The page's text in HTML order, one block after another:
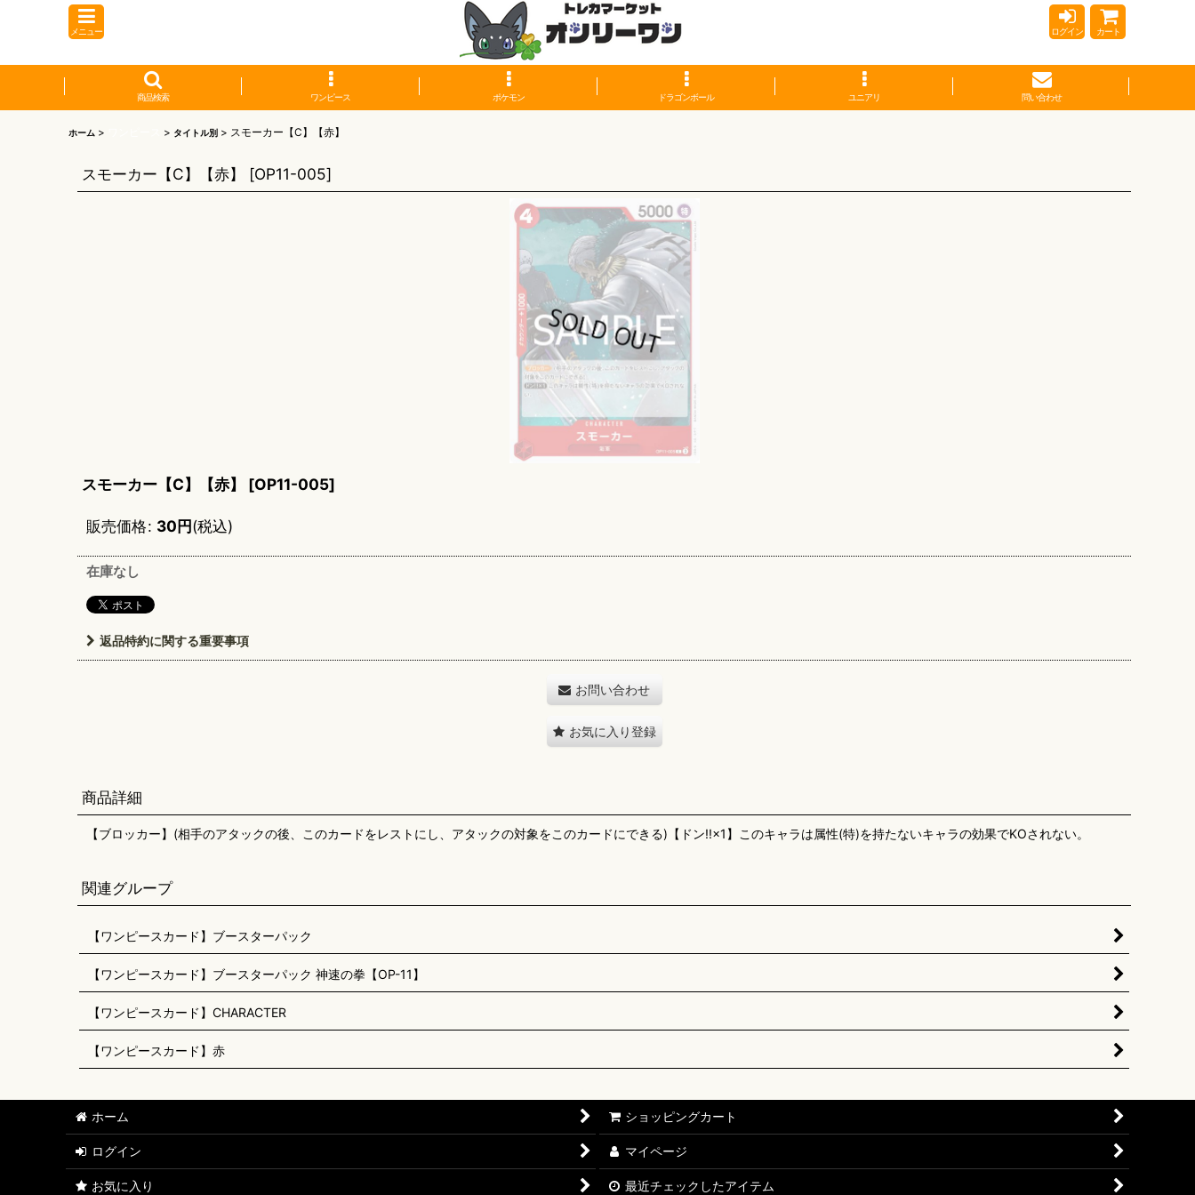
メニュー ログイン カート
商品検索 ワンピース ポケモン ドラゴンボール ユニアリ 問い合わせ
ホーム > > タイトル別 > スモーカー【C】【赤】
スモーカー【C】【赤】 [OP11-005]
スモーカー【C】【赤】 [OP11-005]
販売価格: 30円(税込)
在庫なし
返品特約に関する重要事項
お問い合わせ
お気に入り登録
商品詳細
【ブロッカー】(相手のアタックの後、このカードをレストにし、アタックの対象をこのカードにできる)【ドン!!×1】このキャラは属性(特)を持たないキャラの効果でKOされない。
関連グループ
【ワンピースカード】ブースターパック
【ワンピースカード】ブースターパック 神速の拳【OP-11】
【ワンピースカード】CHARACTER
【ワンピースカード】赤
ホーム ショッピングカート
ログイン マイページ
お気に入り 最近チェックしたアイテム